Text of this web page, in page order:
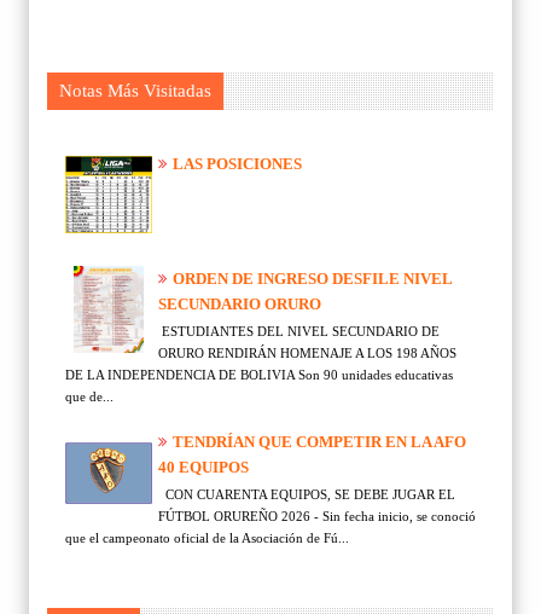
Notas Más Visitadas
LAS POSICIONES
ORDEN DE INGRESO DESFILE NIVEL
SECUNDARIO ORURO
ESTUDIANTES DEL NIVEL SECUNDARIO DE
ORURO RENDIRÁN HOMENAJE A LOS 198 AÑOS
DE LA INDEPENDENCIA DE BOLIVIA Son 90 unidades educativas
que de...
TENDRÍAN QUE COMPETIR EN LA AFO
40 EQUIPOS
CON CUARENTA EQUIPOS, SE DEBE JUGAR EL
FÚTBOL ORUREÑO 2026 - Sin fecha inicio, se conoció
que el campeonato oficial de la Asociación de Fú...